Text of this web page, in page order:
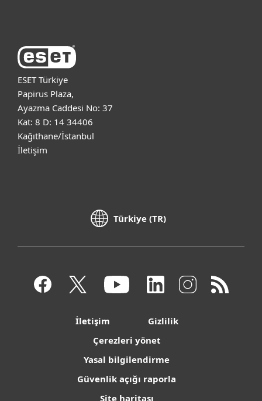
ESET Türkiye
Papirus Plaza,
Ayazma Caddesi No: 37
Kat: 8 D: 14 34406
Kağıthane/İstanbul
İletişim
Türkiye (TR)
İletişim
Gizlilik
Çerezleri yönet
Yasal bilgilendirme
Güvenlik açığı raporla
Site haritası